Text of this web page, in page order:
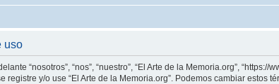
uso
“nosotros”, “nos”, “nuestro”, “El Arte de la Memoria.org”,
registre y/o use “El Arte de la Memoria.org”. Podemos cambiar